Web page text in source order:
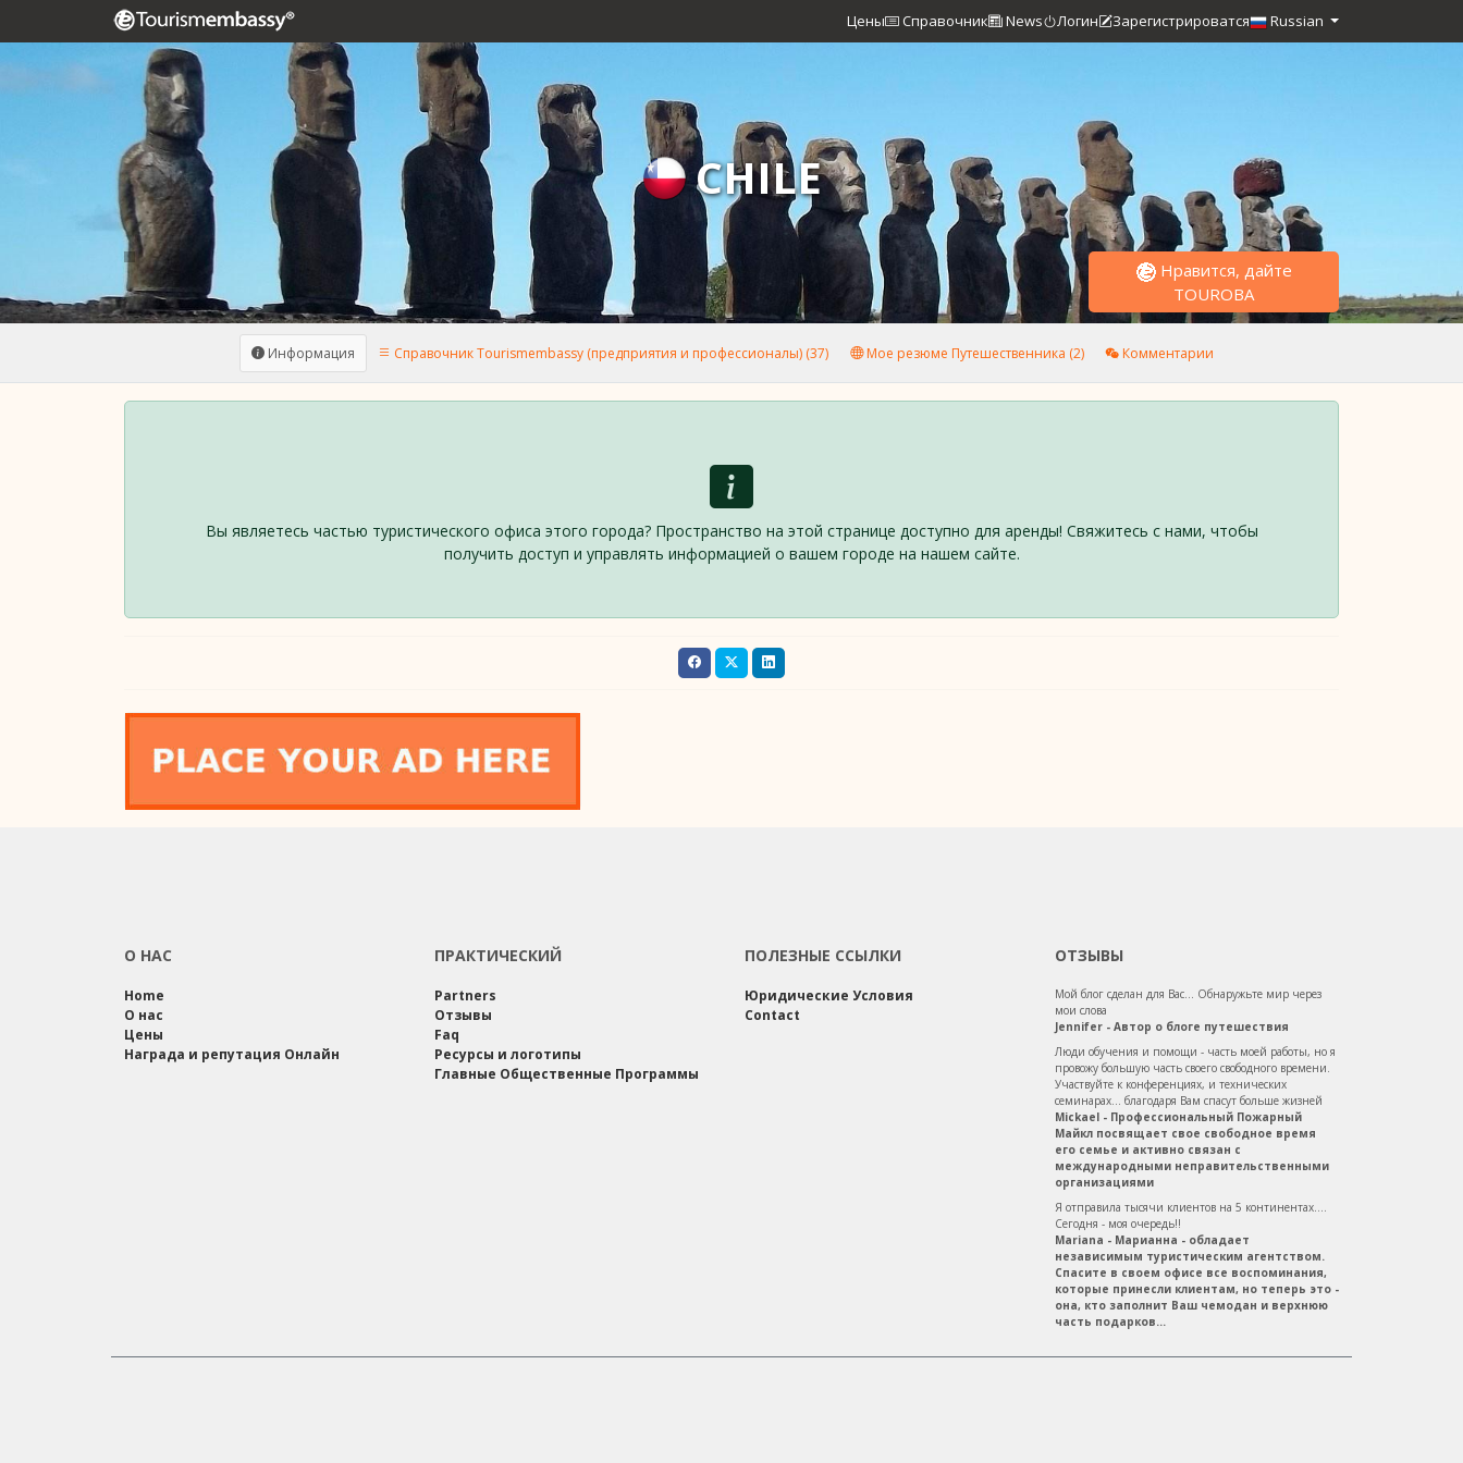
Цены Справочник News Логин Зарегистрироватся Russian
CHILE
Нравится, дайте
TOUROBA
Информация Справочник Tourismembassy (предприятия и профессионалы) (37) Мое резюме Путешественника (2) Комментарии
Вы являетесь частью туристического офиса этого города? Пространство на этой странице доступно для аренды! Свяжитесь с нами, чтобы
получить доступ и управлять информацией о вашем городе на нашем сайте.
О НАС
Home
О нас
Цены
Награда и репутация Онлайн
ПРАКТИЧЕСКИЙ
Partners
Отзывы
Faq
Ресурсы и логотипы
Главные Общественные Программы
ПОЛЕЗНЫЕ ССЫЛКИ
Юридические Условия
Contact
ОТЗЫВЫ
Мой блог сделан для Вас... Обнаружьте мир через
мои слова
Jennifer - Автор о блоге путешествия
Люди обучения и помощи - часть моей работы, но я
провожу большую часть своего свободного времени.
Участвуйте к конференциях, и технических
семинарах... благодаря Вам спасут больше жизней
Mickael - Профессиональный Пожарный
Майкл посвящает свое свободное время
его семье и активно связан с
международными неправительственными
организациями
Я отправила тысячи клиентов на 5 континентах....
Сегодня - моя очередь!!
Mariana - Марианна - обладает
независимым туристическим агентством.
Спасите в своем офисе все воспоминания,
которые принесли клиентам, но теперь это -
она, кто заполнит Ваш чемодан и верхнюю
часть подарков...